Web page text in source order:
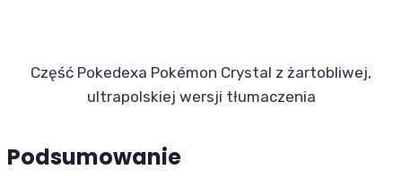
Część Pokedexa Pokémon Crystal z żartobliwej,
ultrapolskiej wersji tłumaczenia
Podsumowanie